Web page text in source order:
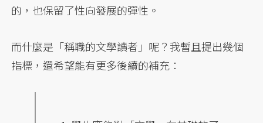
的，也保留了性向發展的彈性。
而什麼是「稱職的文學讀者」呢？我暫且提出幾個
指標，還希望能有更多後續的補充：